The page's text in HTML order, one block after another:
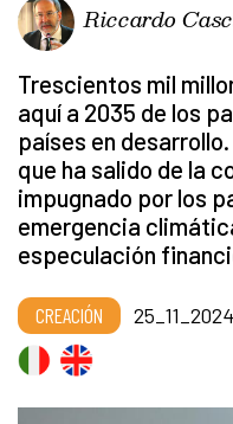
Riccardo
Trescientos mil
aquí a 2035 de los
países en
que ha salido de la
impugnado por los
emergencia
especulación
CREACIÓN 25_11_2024